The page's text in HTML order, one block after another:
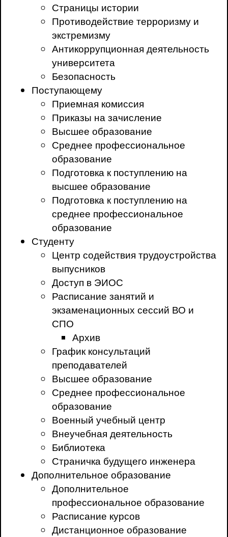
Страницы истории
Противодействие терроризму и
экстремизму
Антикоррупционная деятельность
университета
Безопасность
Поступающему
Приемная комиссия
Приказы на зачисление
Высшее образование
Среднее профессиональное
образование
Подготовка к поступлению на
высшее образование
Подготовка к поступлению на
среднее профессиональное
образование
Студенту
Центр содействия трудоустройства
выпусников
Доступ в ЭИОС
Расписание занятий и
экзаменационных сессий ВО и
СПО
Архив
График консультаций
преподавателей
Высшее образование
Среднее профессиональное
образование
Военный учебный центр
Внеучебная деятельность
Библиотека
Страничка будущего инженера
Дополнительное образование
Дополнительное
профессиональное образование
Расписание курсов
Дистанционное образование